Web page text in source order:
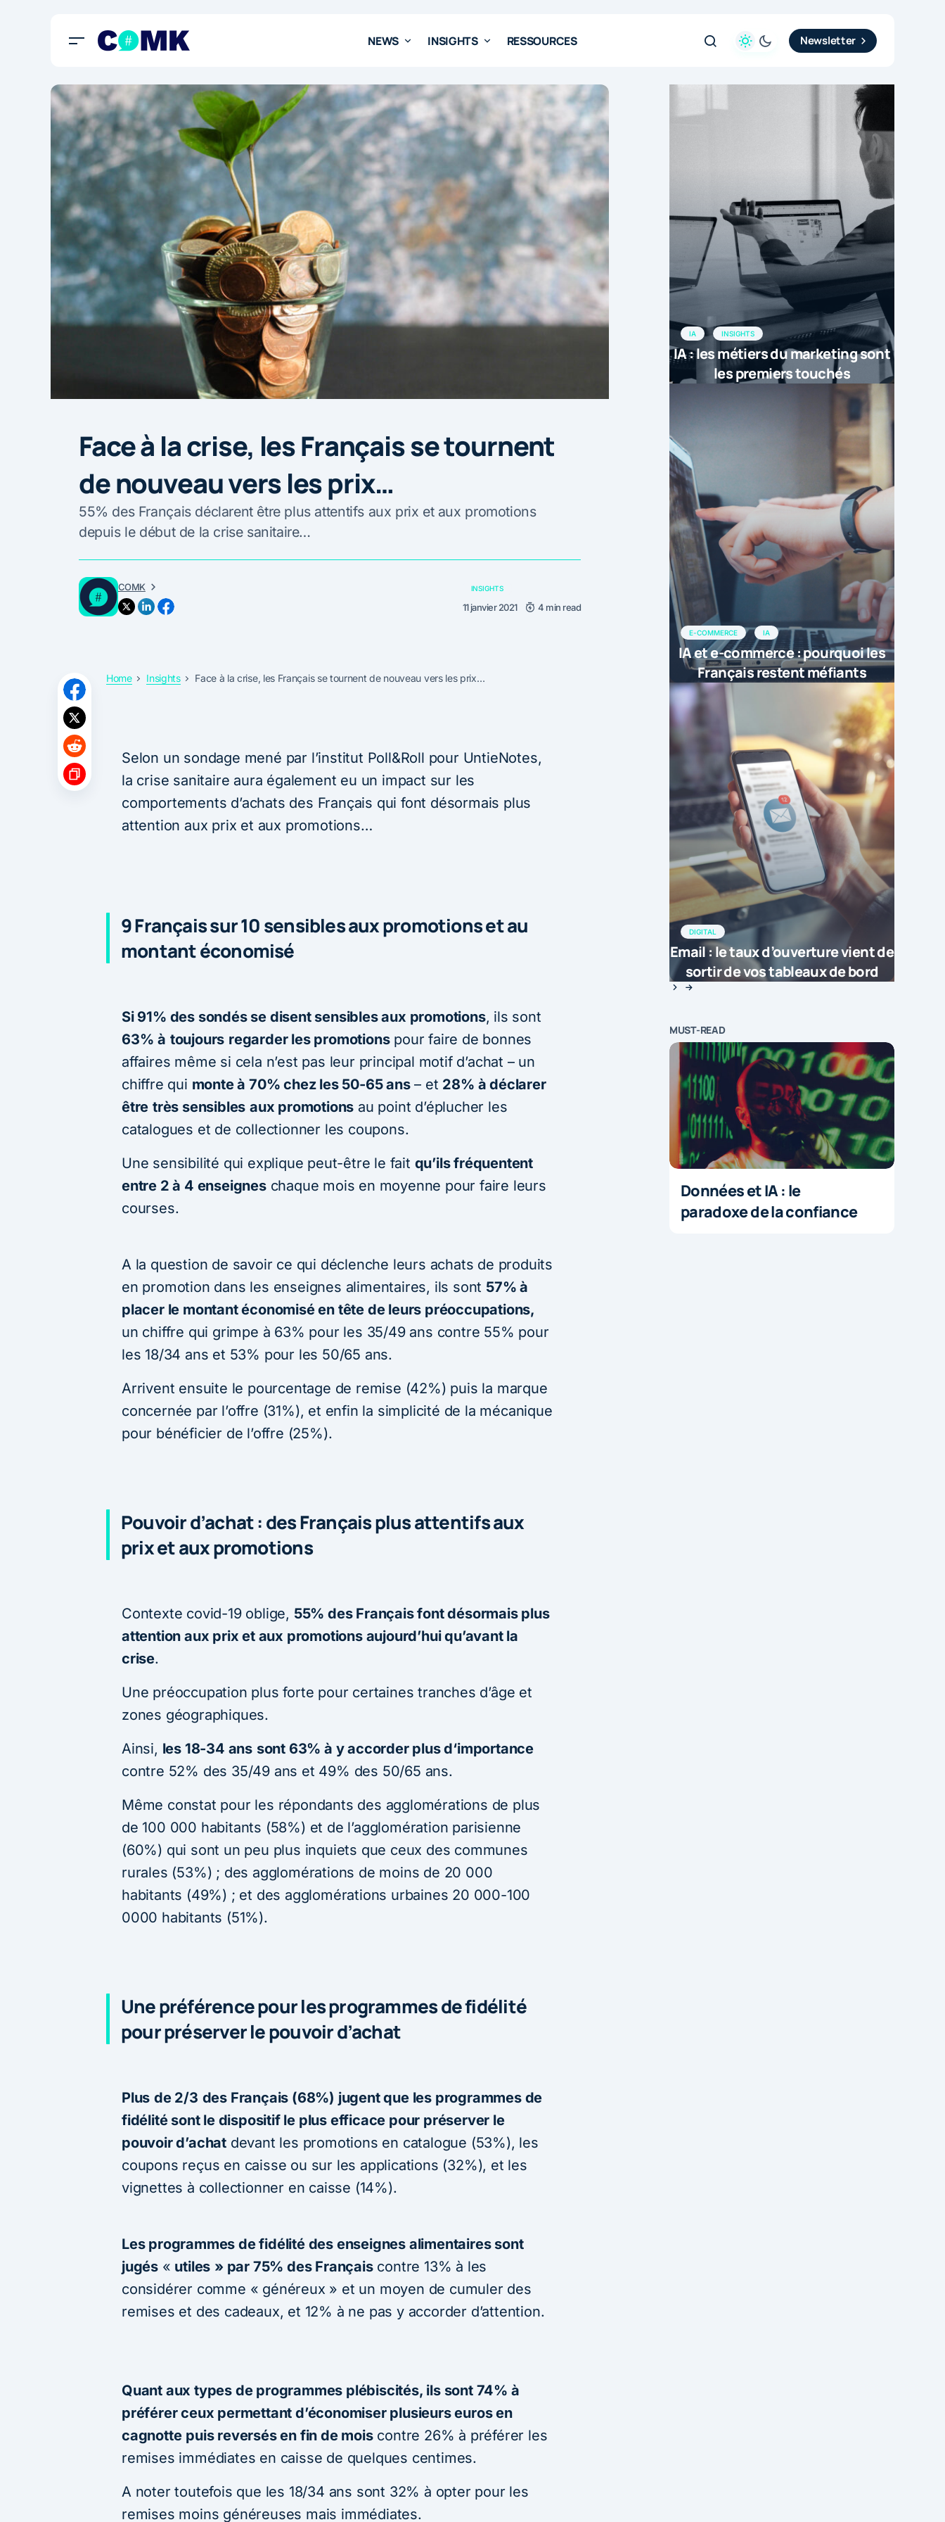
NEWS INSIGHTS RESSOURCES Newsletter
Face à la crise, les Français se tournent
de nouveau vers les prix…
55% des Français déclarent être plus attentifs aux prix et aux promotions
depuis le début de la crise sanitaire…
COMK INSIGHTS
11 janvier 2021 4 min read
Home Insights Face à la crise, les Français se tournent de nouveau vers les prix…
Selon un sondage mené par l’institut Poll&Roll pour UntieNotes,
la crise sanitaire aura également eu un impact sur les
comportements d’achats des Français qui font désormais plus
attention aux prix et aux promotions…
9 Français sur 10 sensibles aux promotions et au
montant économisé
Si 91% des sondés se disent sensibles aux promotions, ils sont
63% à toujours regarder les promotionspour faire de bonnes
affaires même si cela n’est pas leur principal motif d’achat – un
chiffre qui monte à 70% chez les 50-65 ans– et 28% à déclarer
être très sensibles aux promotions au point d’éplucher les
catalogues et de collectionner les coupons.
Une sensibilité qui explique peut-être le fait qu’ils fréquentent
entre 2 à 4 enseigneschaque mois en moyenne pour faire leurs
courses.
A la question de savoir ce qui déclenche leurs achats de produits
en promotion dans les enseignes alimentaires, ils sont 57% à
placer le montant économisé en tête de leurs préoccupations,
un chiffre qui grimpe à 63% pour les 35/49 ans contre 55% pour
les 18/34 ans et 53% pour les 50/65 ans.
Arrivent ensuite le pourcentage de remise (42%) puis la marque
concernée par l’offre (31%), et enfin la simplicité de la mécanique
pour bénéficier de l’offre (25%).
Pouvoir d’achat : des Français plus attentifs aux
prix et aux promotions
Contexte covid-19 oblige, 55% des Français font désormais plus
attention aux prix et aux promotions aujourd’hui qu’avant la
crise.
Une préoccupation plus forte pour certaines tranches d’âge et
zones géographiques.
Ainsi, les 18-34 ans sont 63%à y accorder plus d‘importance
contre 52% des 35/49 ans et 49% des 50/65 ans.
Même constat pour les répondants des agglomérations de plus
de 100 000 habitants (58%) et de l’agglomération parisienne
(60%) qui sont un peu plus inquiets que ceux des communes
rurales (53%) ; des agglomérations de moins de 20 000
habitants (49%) ; et des agglomérations urbaines 20 000-100
0000 habitants (51%).
Une préférence pour les programmes de fidélité
pour préserver le pouvoir d’achat
Plus de 2/3 des Français (68%) jugent que les programmes de
fidélité sont le dispositif le plus efficace pour préserver le
pouvoir d’achat devant les promotions en catalogue (53%), les
coupons reçus en caisse ou sur les applications (32%), et les
vignettes à collectionner en caisse (14%).
Les programmes de fidélité des enseignes alimentaires sont
jugés « utiles » par 75% des Françaiscontre 13% à les
considérer comme « généreux » et un moyen de cumuler des
remises et des cadeaux, et 12% à ne pas y accorder d’attention.
Quant aux types de programmes plébiscités, ils sont 74% à
préférer ceux permettant d’économiser plusieurs euros en
cagnotte puis reversés en fin de moiscontre 26% à préférer les
remises immédiates en caisse de quelques centimes.
A noter toutefois que les 18/34 ans sont 32% à opter pour les
remises moins généreuses mais immédiates.
IA INSIGHTS
IA : les métiers du marketing sont
les premiers touchés
E-COMMERCE IA
IA et e-commerce : pourquoi les
Français restent méfiants
DIGITAL
Email : le taux d’ouverture vient de
sortir de vos tableaux de bord
MUST-READ
Données et IA : le
paradoxe de la confiance